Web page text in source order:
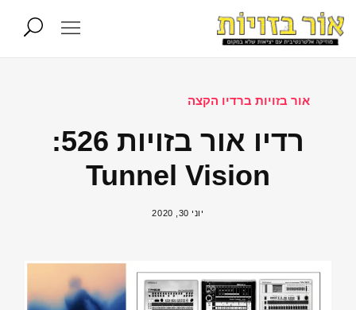
אור בזויות ברדיו הקצה
רדיו אור בזויות 526:
Tunnel Vision
יוני 30, 2020